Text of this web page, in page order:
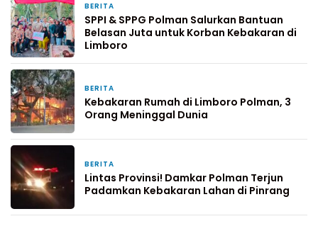
BERITA
SPPI & SPPG Polman Salurkan Bantuan
Belasan Juta untuk Korban Kebakaran di
Limboro
BERITA
Kebakaran Rumah di Limboro Polman, 3
Orang Meninggal Dunia
BERITA
Lintas Provinsi! Damkar Polman Terjun
Padamkan Kebakaran Lahan di Pinrang